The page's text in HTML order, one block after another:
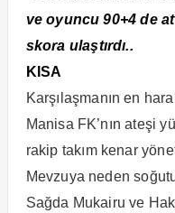
ve oyuncu 90+4 de
skora ulaştırdı..
KISA
Karşılaşmanın en
Manisa FK’nın ateşi
rakip takım kenar
Mevzuya neden
Sağda Mukairu ve